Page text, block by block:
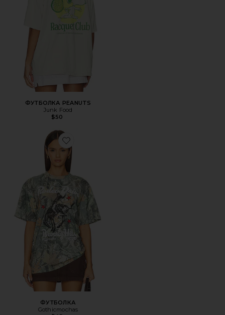
ФУТБОЛКА PEANUTS
Junk Food
$50
Favorite ФУТБОЛКА
ФУТБОЛКА
Gothicmochas